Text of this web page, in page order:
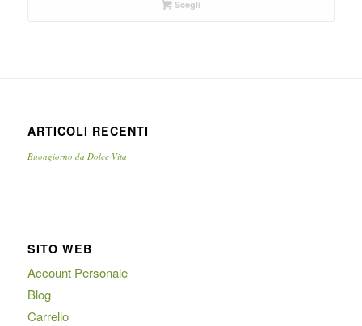
Scegli
ARTICOLI RECENTI
Buongiorno da Dolce Vita
SITO WEB
Account Personale
Blog
Carrello